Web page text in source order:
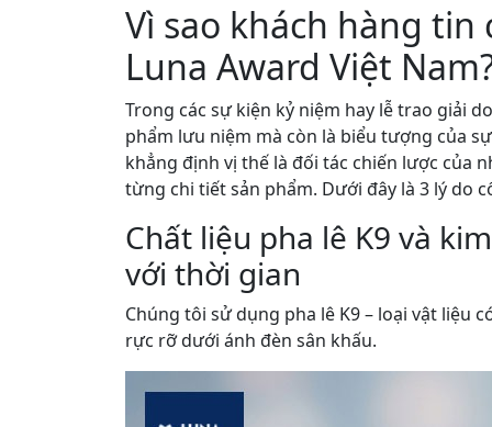
Vì sao khách hàng
Luna Award Việt
Trong các sự kiện kỷ niệm hay lễ trao giải
phẩm lưu niệm mà còn là biểu tượng của
khẳng định vị thế là đối tác chiến lược của
từng chi tiết sản phẩm. Dưới đây là 3 lý do
Chất liệu pha lê K9 và
với thời gian
Chúng tôi sử dụng pha lê K9 – loại vật liệu
rực rỡ dưới ánh đèn sân khấu.